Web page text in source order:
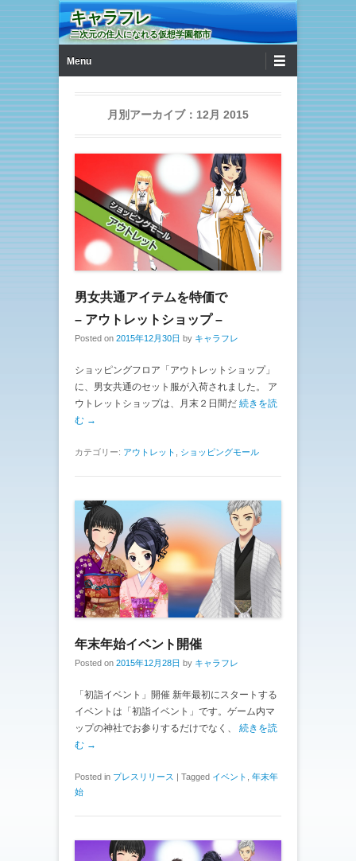
キャラフレ
二次元の住人になれる仮想学園都市
Menu
月別アーカイブ： 12月 2015
男女共通アイテムを特価で
– アウトレットショップ –
Posted on 2015年12月30日 by キャラフレ
ショッピングフロア「アウトレットショップ」
に、男女共通のセット服が入荷されました。 ア
ウトレットショップは、月末２日間だ 続きを読
む →
カテゴリー: アウトレット ショッピングモール
年末年始イベント開催
Posted on 2015年12月28日 by キャラフレ
「初詣イベント」開催 新年最初にスタートする
イベントは「初詣イベント」です。ゲーム内マ
ップの神社でお参りするだけでなく、 続きを読
む →
Posted in プレスリリース Tagged イベント
年末年
始